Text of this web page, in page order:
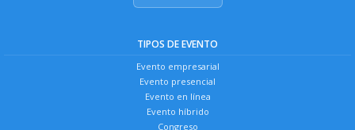
TIPOS DE EVENTO
Evento empresarial
Evento presencial
Evento en línea
Evento híbrido
Congreso